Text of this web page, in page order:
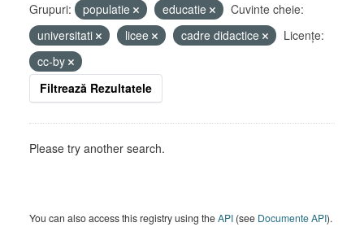
Grupuri: populatie educatie
Cuvinte cheie:
universitati
licee cadre didactice
Licenţe:
cc-by
Filtrează Rezultatele
Please try another search.
You can also access this registry using theAPI (see Documente API).